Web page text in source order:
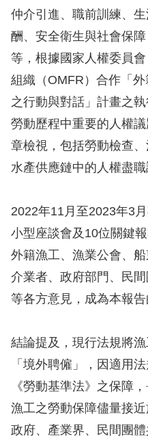
務
核
心
人
權
公
陳
申
訴
人
權
資
庫
無
障
礙
快
仲介引進、職前訓練、
酬、安全衛生與社會保
等，根據國家人權委員
組織（OMFR）合作「
之行動與對話」計畫之
勞動歷程中重要的人權
章檢視，包括勞動檢查
水產供應鏈中的人權盡職
2022年11月至2023年3
小型座談會及10位關鍵
外籍漁工、漁業公會、
介業者、政府部門、民
等各方意見，成為本報告
結論提及，現行法規將
「境外聘僱」，因適用
《勞動基準法》之保障
漁工之勞動保障儘量接
政府、產業界、民間團